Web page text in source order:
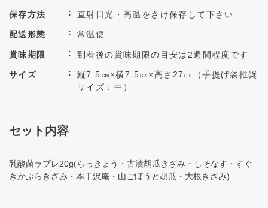
保存方法 直射日光・高温をさけ保存して下さい
配送形態 常温便
賞味期限 到着後の賞味期限の目安は2週間程度です
サイズ
縦7.5㎝×横7.5㎝×高さ27㎝（手提げ袋推奨
サイズ：中）
セット内容
乳酸菌ラブレ20g(らっきょう・古漬胡瓜きざみ・しそなす・すぐ
きかぶらきざみ・本干沢庵・山ごぼうと胡瓜・大根きざみ)